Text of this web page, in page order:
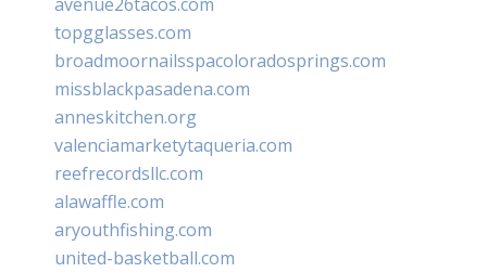
topgglasses.com
broadmoornailsspacoloradosprings.com
missblackpasadena.com
anneskitchen.org
valenciamarketytaqueria.com
reefrecordsllc.com
alawaffle.com
aryouthfishing.com
united-basketball.com